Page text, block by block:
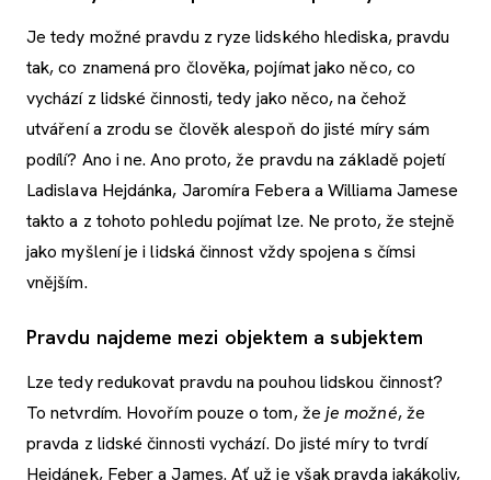
Je tedy možné pravdu z ryze lidského hlediska, pravdu
tak, co znamená pro člověka, pojímat jako něco, co
vychází z lidské činnosti, tedy jako něco, na čehož
utváření a zrodu se člověk alespoň do jisté míry sám
podílí? Ano i ne. Ano proto, že pravdu na základě pojetí
Ladislava Hejdánka, Jaromíra Febera a Williama Jamese
takto a z tohoto pohledu pojímat lze. Ne proto, že stejně
jako myšlení je i lidská činnost vždy spojena s čímsi
vnějším.
Pravdu najdeme mezi objektem a subjektem
Lze tedy redukovat pravdu na pouhou lidskou činnost?
To netvrdím. Hovořím pouze o tom, že je možné, že
pravda z lidské činnosti vychází. Do jisté míry to tvrdí
Hejdánek, Feber a James. Ať už je však pravda jakákoliv,